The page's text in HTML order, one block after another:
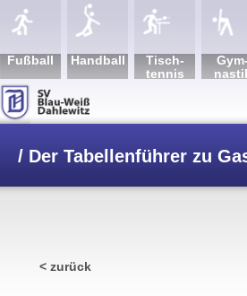
Fuß­ball Hand­ball
Tisch­
tennis
/ Der Tabellenführer zu
< zurück